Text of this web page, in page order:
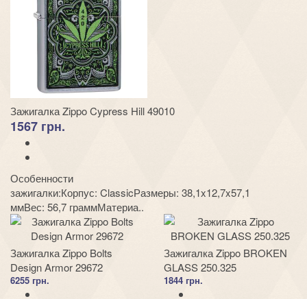
Зажигалка Zippo Cypress Hill 49010
1567 грн.
Особенности
зажигалки:Корпус: ClassicРазмеры: 38,1x12,7x57,1
ммВес: 56,7 граммМатериа..
Зажигалка Zippo Bolts
Design Armor 29672
6255 грн.
Зажигалка Zippo BROKEN
GLASS 250.325
1844 грн.